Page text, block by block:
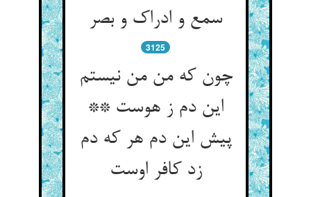
سمع و ادراک و بصر
3125
چون که من من نیستم
این دم ز هوست **
پیش این دم هر که دم
زد کافر اوست‌‌